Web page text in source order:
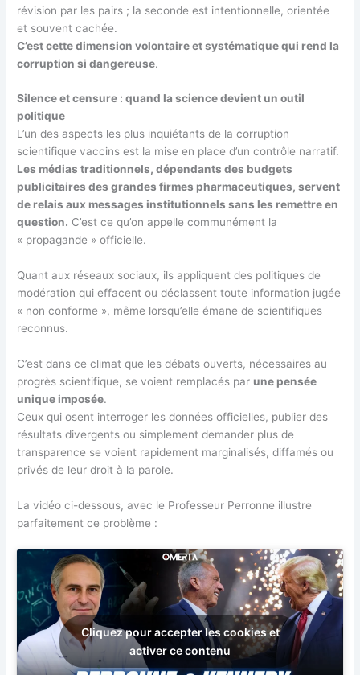
révision par les pairs ; la seconde est intentionnelle, orientée
et souvent cachée.
C’est cette dimension volontaire et systématique qui rend la
corruption si dangereuse.
Silence et censure : quand la science devient un outil
politique
L’un des aspects les plus inquiétants de la corruption
scientifique vaccins est la mise en place d’un contrôle narratif.
Les médias traditionnels, dépendants des budgets
publicitaires des grandes firmes pharmaceutiques, servent
de relais aux messages institutionnels sans les remettre en
question. C’est ce qu’on appelle communément la
« propagande » officielle.
Quant aux réseaux sociaux, ils appliquent des politiques de
modération qui effacent ou déclassent toute information jugée
« non conforme », même lorsqu’elle émane de scientifiques
reconnus.
C’est dans ce climat que les débats ouverts, nécessaires au
progrès scientifique, se voient remplacés par une pensée
unique imposée.
Ceux qui osent interroger les données officielles, publier des
résultats divergents ou simplement demander plus de
transparence se voient rapidement marginalisés, diffamés ou
privés de leur droit à la parole.
La vidéo ci-dessous, avec le Professeur Perronne illustre
parfaitement ce problème :
Cliquez pour accepter les cookies et
activer ce contenu